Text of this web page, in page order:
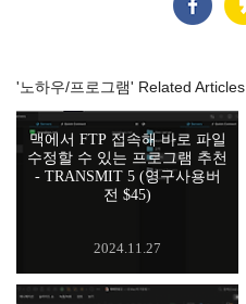
'노하우/프로그램' Related Articles
맥에서 FTP 접속해 바로 파일
수정할 수 있는 프로그램 추천
- TRANSMIT 5 (영구사용버
전 $45)
2024.11.27